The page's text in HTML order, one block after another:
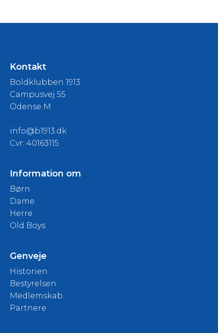
Kontakt
Boldklubben 1913
Campusvej 55
Odense M
info@b1913.dk
Cvr: 40163115
Information om
Børn
Dame
Herre
Old Boys
Genveje
Historien
Bestyrelsen
Medlemskab
Partnere